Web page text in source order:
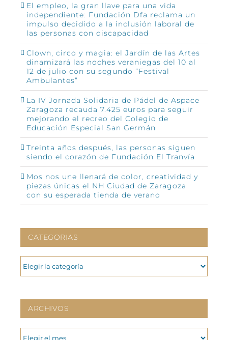
El empleo, la gran llave para una vida
independiente: Fundación Dfa reclama un
impulso decidido a la inclusión laboral de
las personas con discapacidad
Clown, circo y magia: el Jardín de las Artes
dinamizará las noches veraniegas del 10 al
12 de julio con su segundo “Festival
Ambulantes”
La IV Jornada Solidaria de Pádel de Aspace
Zaragoza recauda 7.425 euros para seguir
mejorando el recreo del Colegio de
Educación Especial San Germán
Treinta años después, las personas siguen
siendo el corazón de Fundación El Tranvía
Mos nos une llenará de color, creatividad y
piezas únicas el NH Ciudad de Zaragoza
con su esperada tienda de verano
CATEGORIAS
CATEGORIAS
ARCHIVOS
ARCHIVOS